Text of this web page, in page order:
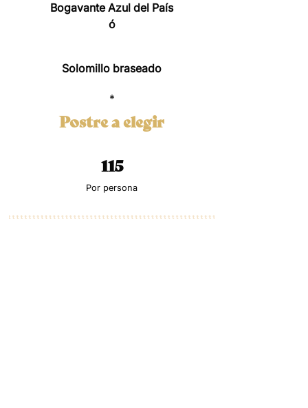
Bogavante Azul del País
ó
Solomillo braseado
*
Postre a elegir
115
Por persona